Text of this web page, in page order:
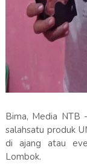
Bima, Media NTB
salahsatu produk
di ajang atau
Lombok.